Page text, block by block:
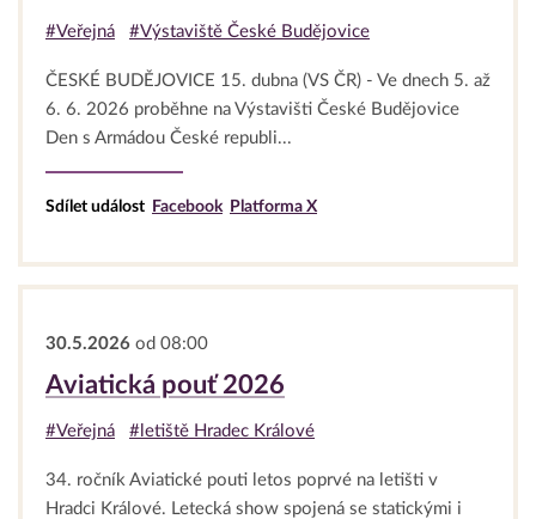
#Veřejná #Výstaviště České Budějovice
ČESKÉ BUDĚJOVICE 15. dubna (VS ČR) - Ve dnech 5. až
6. 6. 2026 proběhne na Výstavišti České Budějovice
Den s Armádou České republi...
Sdílet událost Facebook Platforma X
30.5.2026 od 08:00
Aviatická pouť 2026
#Veřejná #letiště Hradec Králové
34. ročník Aviatické pouti letos poprvé na letišti v
Hradci Králové. Letecká show spojená se statickými i